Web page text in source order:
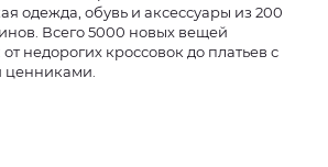
одежда, обувь и аксессуары из 200
Всего 5000 новых вещей
недорогих кроссовок до платьев с